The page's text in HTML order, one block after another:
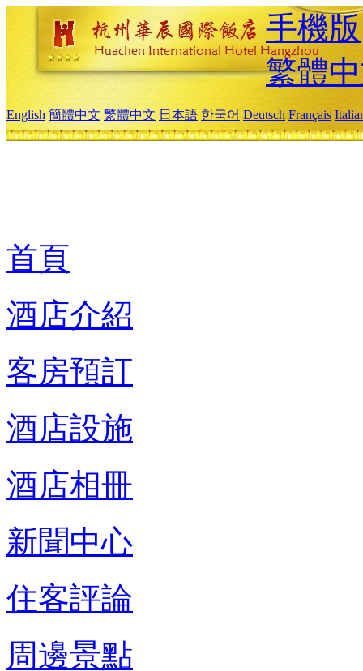
手機版
繁體
English 簡體中文 繁體中文 日本語 한국어 Deutsch Français
首頁
酒店介紹
客房預訂
酒店設施
酒店相冊
新聞中心
住客評論
周邊景點